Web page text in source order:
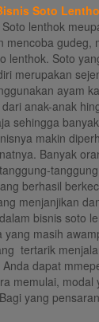
lenthok
mencoba gudeg,
lenthok. Soto
merupakan
ayam
anak-anak
sehingga
makin
Banyak
berhasil
menjanjikan
bisnis soto
yang masih
tertarik
Anda dapat
memulai,
yang